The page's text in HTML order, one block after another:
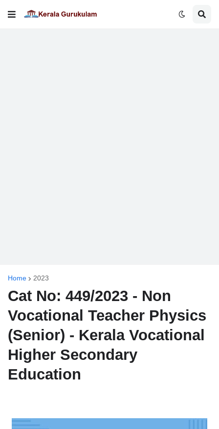
Home 2023
Cat No: 449/2023 - Non
Vocational Teacher Physics
(Senior) - Kerala Vocational
Higher Secondary
Education